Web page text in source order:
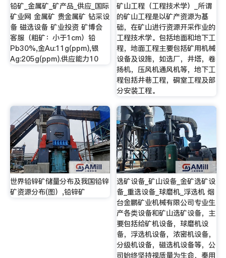
铅矿_金属矿_矿产品_供应_国际
矿业网 金属矿 贵金属矿 钻采设
备 磁选设备 矿业投资 矿博会
客服（粗矿：小于1cm）铅
Pb30%,金Au:11g(ppm),银
Ag:205g(ppm).供应能力10
矿山工程（工程技术学）_所谓
的矿山工程是以矿产资源为基
础，在矿山进行资源开采作业的
工程技术学。包括地面和地下工
程，地面工程主要包括矿用机械
设备及设施，如选厂，井塔，卷
扬机，压风机通风机等，地下工
程包括井巷工程，硐室工程及部
分安装工程。
世界铅锌矿储量分布及我国铅锌
矿资源分布(图）,铅锌矿
选矿设备_矿山设备_金矿选矿设
备_重选设备_球磨机_浮选机 烟
台金鹏矿业机械有限公司专业生
产各类设备和矿山选矿设备，主
要包括给矿机设备，球磨机设
备，浮选机设备，浓密机设备，
分级机设备，磁选机设备等，公
司始终坚持视质量为生命，奉用